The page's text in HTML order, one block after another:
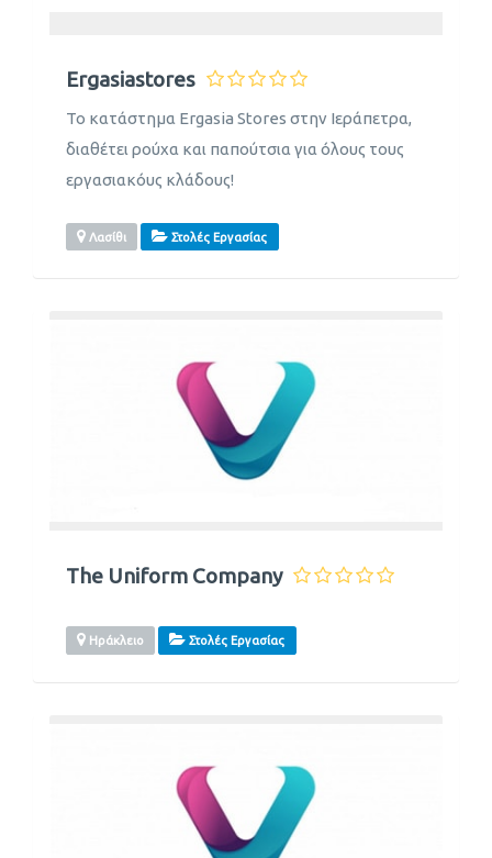
Ergasiastores
Το κατάστημα Ergasia Stores στην Ιεράπετρα,
διαθέτει ρούχα και παπούτσια για όλους τους
εργασιακόυς κλάδους!
Λασίθι Στολές Εργασίας
The Uniform Company
Ηράκλειο Στολές Εργασίας